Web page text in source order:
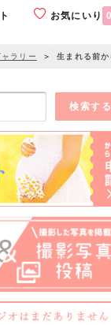
お気にいり 0
ラリー ＞ 生まれる前
検索する